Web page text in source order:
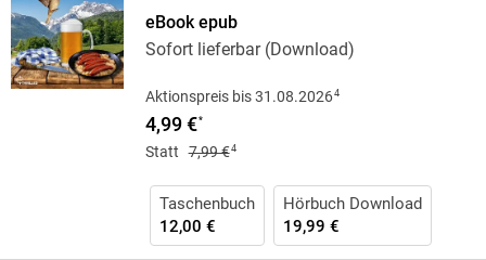
eBook epub
Sofort lieferbar (Download)
Aktionspreis bis 31.08.20264
4,99 €*
Statt 7,99 €4
Taschenbuch
12,00 €
Hörbuch Download
19,99 €